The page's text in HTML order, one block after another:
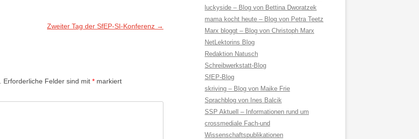
Zweiter Tag der SfEP-SI-Konferenz →
Erforderliche Felder sind mit * markiert
luckyside – Blog von Bettina Dworatzek
mama kocht heute – Blog von Petra Teetz
Marx bloggt – Blog von Christoph Marx
NetLektorins Blog
Redaktion Natusch
Schreibwerkstatt-Blog
SfEP-Blog
skriving – Blog von Maike Frie
Sprachblog von Ines Balcik
SSP Aktuell – Informationen rund um
crossmediale Fach-und
Wissenschaftspublikationen